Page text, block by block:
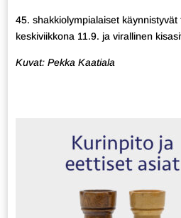
45. shakkiolympialaiset
keskiviikkona 11.9. ja virallinen
Kuvat: Pekka Kaatiala